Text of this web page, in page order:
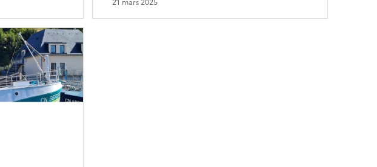
21 mars 2025